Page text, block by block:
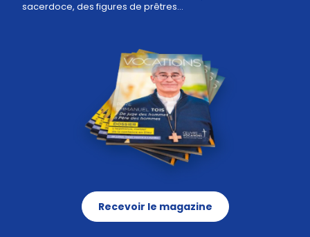
sacerdoce, des figures de prêtres...
Recevoir le magazine